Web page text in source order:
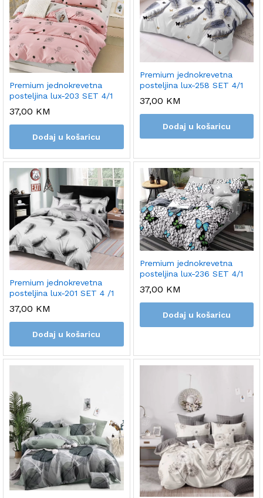
Premium jednokrevetna
posteljina lux-203 SET 4/1
37,00 KM
Dodaj u košaricu
Premium jednokrevetna
posteljina lux-258 SET 4/1
37,00 KM
Dodaj u košaricu
Premium jednokrevetna
posteljina lux-201 SET 4 /1
37,00 KM
Dodaj u košaricu
Premium jednokrevetna
posteljina lux-236 SET 4/1
37,00 KM
Dodaj u košaricu